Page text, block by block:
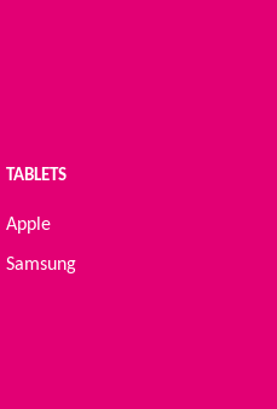
TABLETS
Apple
Samsung